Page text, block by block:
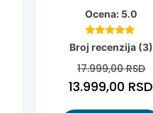
Ocena: 5.0
Ocenjeno
sa
5.00
od 5
Broj recenzija (3)
17.999,00RSD
13.999,00 RSD